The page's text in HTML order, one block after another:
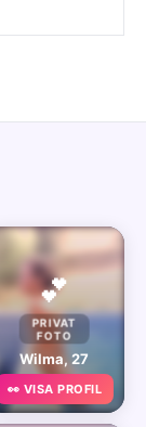
💕
PRIVAT
FOTO
Wilma, 27
👀 VISA PROFIL